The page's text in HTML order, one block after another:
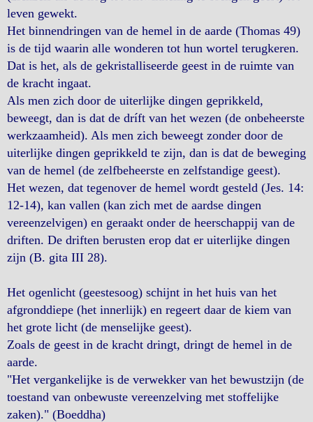
leven gewekt.
Het binnendringen van de hemel in de aarde (Thomas 49)
is de tijd waarin alle wonderen tot hun wortel terugkeren.
Dat is het, als de gekristalliseerde geest in de ruimte van
de kracht ingaat.
Als men zich door de uiterlijke dingen geprikkeld,
beweegt, dan is dat de dríft van het wezen (de onbeheerste
werkzaamheid). Als men zich beweegt zonder door de
uiterlijke dingen geprikkeld te zijn, dan is dat de beweging
van de hemel (de zelfbeheerste en zelfstandige geest).
Het wezen, dat tegenover de hemel wordt gesteld (Jes. 14:
12-14), kan vallen (kan zich met de aardse dingen
vereenzelvigen) en geraakt onder de heerschappij van de
driften. De driften berusten erop dat er uiterlijke dingen
zijn (B. gita III 28).
Het ogenlicht (geestesoog) schijnt in het huis van het
afgronddiepe (het innerlijk) en regeert daar de kiem van
het grote licht (de menselijke geest).
Zoals de geest in de kracht dringt, dringt de hemel in de
aarde.
"Het vergankelijke is de verwekker van het bewustzijn (de
toestand van onbewuste vereenzelving met stoffelijke
zaken)." (Boeddha)